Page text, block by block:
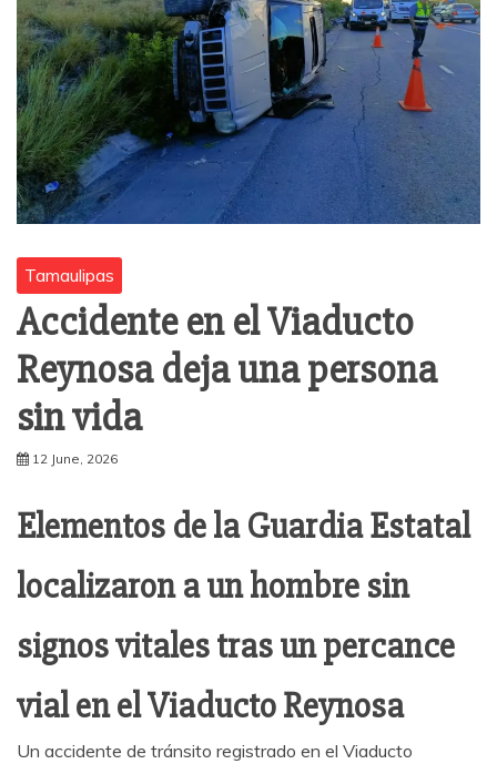
Tamaulipas
Accidente en el Viaducto
Reynosa deja una persona
sin vida
12 June, 2026
Elementos de la Guardia Estatal
localizaron a un hombre sin
signos vitales tras un percance
vial en el Viaducto Reynosa
Un accidente de tránsito registrado en el Viaducto